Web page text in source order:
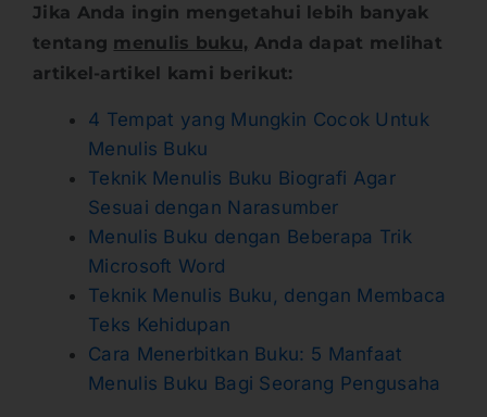
Jika Anda ingin mengetahui lebih banyak
tentang menulis buku, Anda dapat melihat
artikel-artikel kami berikut:
4 Tempat yang Mungkin Cocok Untuk
Menulis Buku
Teknik Menulis Buku Biografi Agar
Sesuai dengan Narasumber
Menulis Buku dengan Beberapa Trik
Microsoft Word
Teknik Menulis Buku, dengan Membaca
Teks Kehidupan
Cara Menerbitkan Buku: 5 Manfaat
Menulis Buku Bagi Seorang Pengusaha